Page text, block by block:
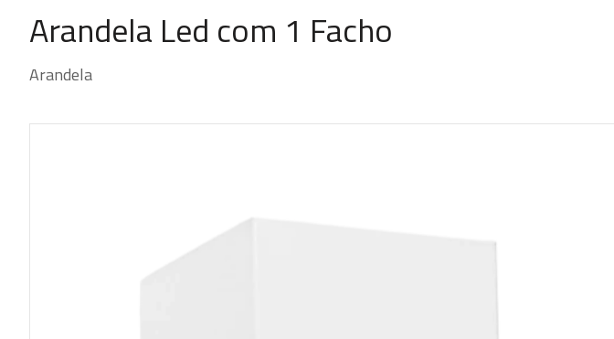
Arandela Led com 1 Facho
Arandela